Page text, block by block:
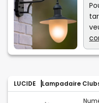
LUCIDE Lampadaire